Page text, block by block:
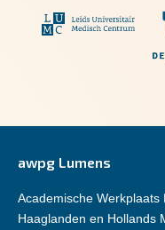
awpg Lumens
Academische Werkplaats
Haaglanden en Hollands